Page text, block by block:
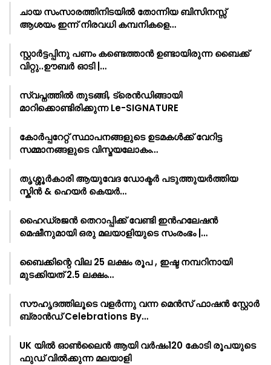
ചായ സംസാരത്തിനിടയിൽ തോന്നിയ ബിസിനസ്സ്
ആശയം ഇന്ന് നിരവധി കമ്പനികളെ…
സ്റ്റാർട്ടപ്പിനു പണം കണ്ടെത്താൻ ഉണ്ടായിരുന്ന ബൈക്ക്
വിറ്റു..ഊബർ ഓടി |…
സ്വപ്നത്തിൽ തുടങ്ങി, ട്രെൻഡിങ്ങായി
മാറിക്കൊണ്ടിരിക്കുന്ന Le-SIGNATURE
കോർപ്പറേറ്റ് സ്ഥാപനങ്ങളുടെ ഉടമകൾക്ക് വേറിട്ട
സമ്മാനങ്ങളുടെ വിസ്മയലോകം…
തൃശ്ശൂർകാരി ആയുവേദ ഡോക്ടർ പടുത്തുയർത്തിയ
സ്കിൻ & ഹെയർ കെയർ…
ഹൈഡ്രജൻ തെറാപ്പിക്ക് വേണ്ടി ഇൻഹലേഷൻ
മെഷീനുമായി ഒരു മലയാളിയുടെ സംരംഭം |…
ബൈക്കിന്റെ വില 25 ലക്ഷം രൂപ , ഇഷ്ട നമ്പറിനായി
മുടക്കിയത് 2.5 ലക്ഷം…
സൗഹൃദത്തിലൂടെ വളർന്നു വന്ന മെൻസ് ഫാഷൻ സ്റ്റോർ
ബ്രാൻഡ് Celebrations By…
UK യിൽ ഓൺലൈൻ ആയി വർഷം120 കോടി രൂപയുടെ
ഫുഡ് വിൽക്കുന്ന മലയാളി